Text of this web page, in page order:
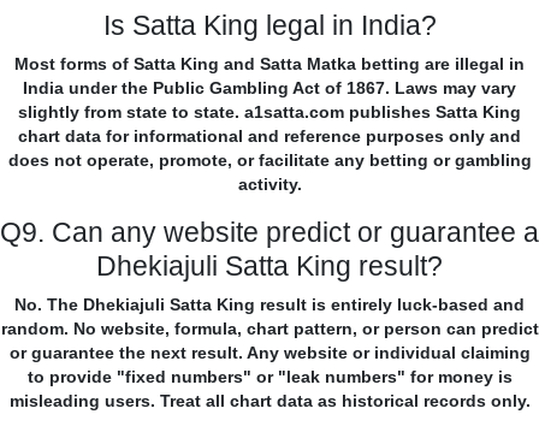
Is Satta King legal in India?
Most forms of Satta King and Satta Matka betting are illegal in
India under the Public Gambling Act of 1867. Laws may vary
slightly from state to state. a1satta.com publishes Satta King
chart data for informational and reference purposes only and
does not operate, promote, or facilitate any betting or gambling
activity.
Q9. Can any website predict or guarantee a
Dhekiajuli Satta King result?
No. The Dhekiajuli Satta King result is entirely luck-based and
random. No website, formula, chart pattern, or person can predict
or guarantee the next result. Any website or individual claiming
to provide "fixed numbers" or "leak numbers" for money is
misleading users. Treat all chart data as historical records only.